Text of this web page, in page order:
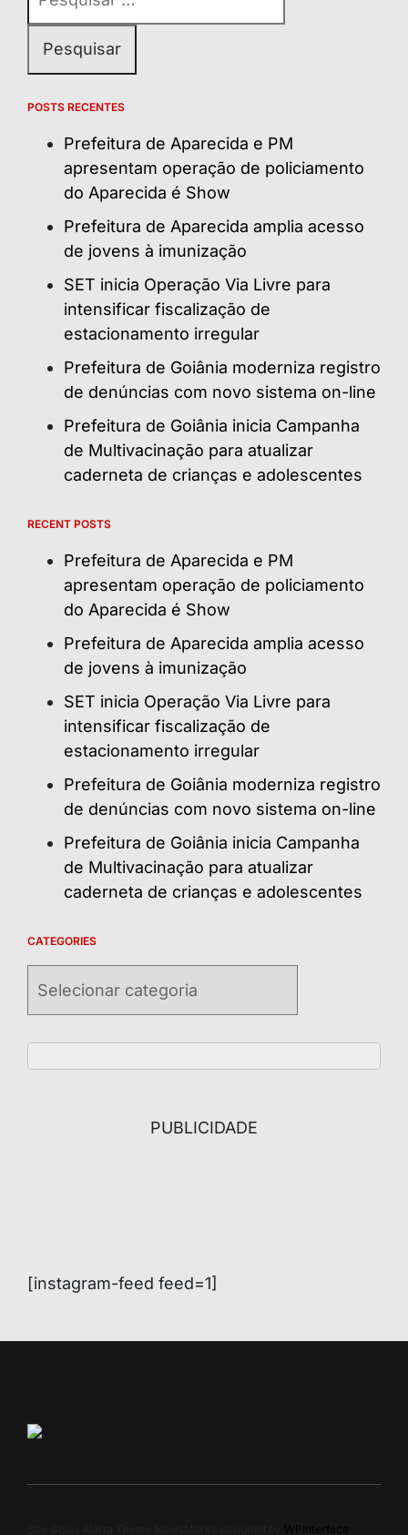
por:
POSTS RECENTES
Prefeitura de Aparecida e PM
apresentam operação de policiamento
do Aparecida é Show
Prefeitura de Aparecida amplia acesso
de jovens à imunização
SET inicia Operação Via Livre para
intensificar fiscalização de
estacionamento irregular
Prefeitura de Goiânia moderniza registro
de denúncias com novo sistema on-line
Prefeitura de Goiânia inicia Campanha
de Multivacinação para atualizar
caderneta de crianças e adolescentes
RECENT POSTS
Prefeitura de Aparecida e PM
apresentam operação de policiamento
do Aparecida é Show
Prefeitura de Aparecida amplia acesso
de jovens à imunização
SET inicia Operação Via Livre para
intensificar fiscalização de
estacionamento irregular
Prefeitura de Goiânia moderniza registro
de denúncias com novo sistema on-line
Prefeitura de Goiânia inicia Campanha
de Multivacinação para atualizar
caderneta de crianças e adolescentes
CATEGORIES
PUBLICIDADE
[instagram-feed feed=1]